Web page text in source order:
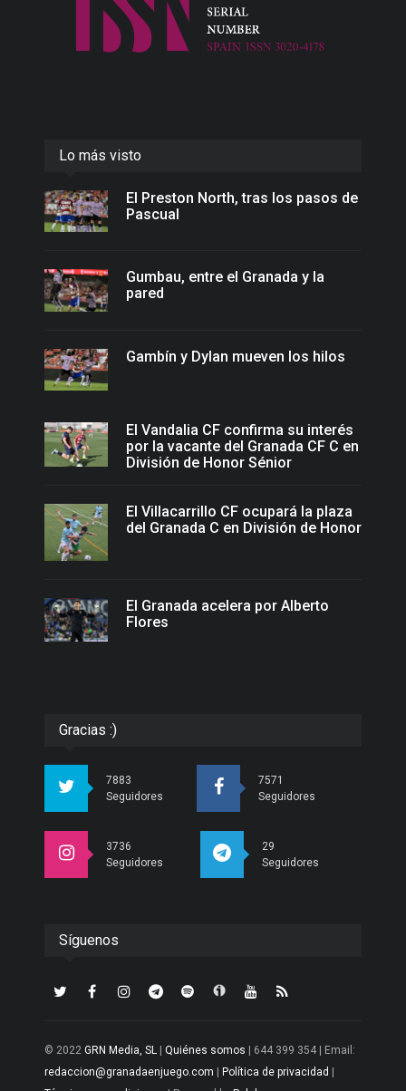
Lo más visto
El Preston North, tras los pasos de
Pascual
Gumbau, entre el Granada y la
pared
Gambín y Dylan mueven los hilos
El Vandalia CF confirma su interés
por la vacante del Granada CF C en
División de Honor Sénior
El Villacarrillo CF ocupará la plaza
del Granada C en División de Honor
El Granada acelera por Alberto
Flores
Gracias :)
7883
Seguidores
7571
Seguidores
3736
Seguidores
29
Seguidores
Síguenos
© 2022 GRN Media, SL | Quiénes somos | 644 399 354 | Email:
redaccion@granadaenjuego.com | Política de privacidad |